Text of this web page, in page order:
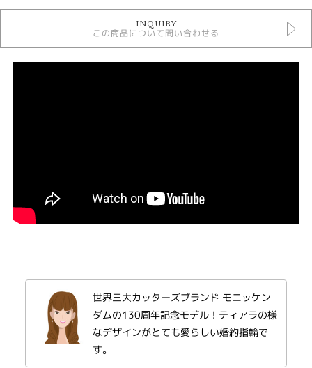
婚約指輪 ＞ 婚約指輪ゴージャス
モニッケンダム 婚約指輪
人気ブランド婚約指輪
MONNICKEMDAM 【20EN43】
※センターダイヤモンドを含む価格です。
※選ばれるダイヤモンドグレードによって価格が変わります。
INQUIRY
この商品について問い合わせる
世界三大カッターズブランド モニッケン
ダムの130周年記念モデル！ティアラの様
なデザインがとても愛らしい婚約指輪で
す。